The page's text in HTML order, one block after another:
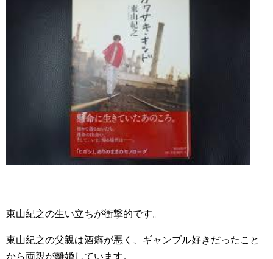
東山紀之の生い立ちが衝撃的です。
東山紀之の父親は酒癖が悪く、ギャンブル好きだったこと
から両親が離婚しています。